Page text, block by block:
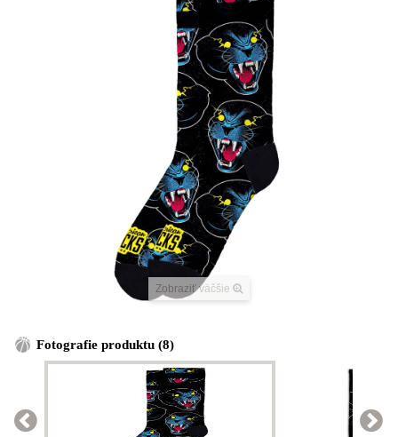
Zobraziť väčšie
Fotografie produktu (8)